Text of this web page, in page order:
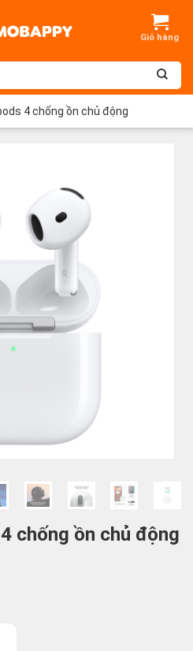
4 chống ồn chủ động
chống ồn chủ động